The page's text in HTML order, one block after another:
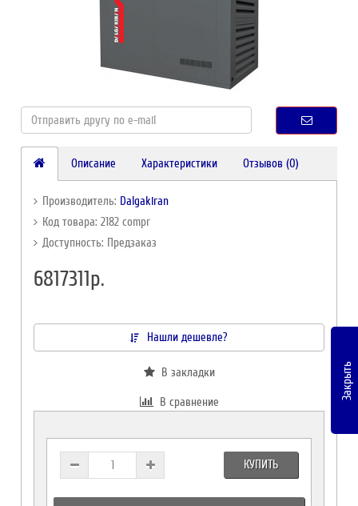
Описание Характеристики Отзывов (0)
Производитель: Dalgakiran
Код товара: 2182 compr
Доступность: Предзаказ
6817311р.
Нашли дешевле?
В закладки
В сравнение
КУПИТЬ
Закрыть